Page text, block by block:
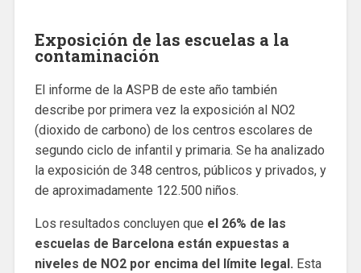
Exposición de las escuelas a la
contaminación
El informe de la ASPB de este año también
describe por primera vez la exposición al NO2
(dioxido de carbono) de los centros escolares de
segundo ciclo de infantil y primaria. Se ha analizado
la exposición de 348 centros, públicos y privados, y
de aproximadamente 122.500 niños.
Los resultados concluyen que el 26% de las
escuelas de Barcelona están expuestas a
niveles de NO2 por encima del límite legal. Esta